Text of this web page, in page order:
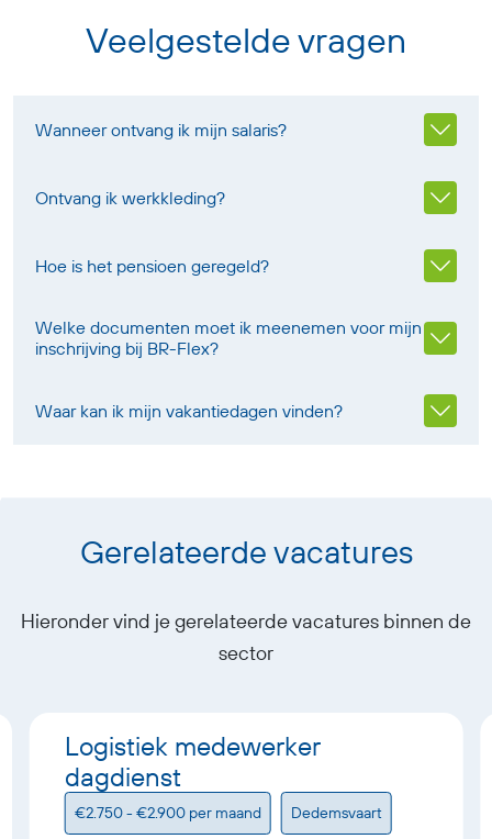
Veelgestelde vragen
Wanneer ontvang ik mijn salaris?
Ontvang ik werkkleding?
Hoe is het pensioen geregeld?
Welke documenten moet ik meenemen voor mijn
inschrijving bij BR-Flex?
Waar kan ik mijn vakantiedagen vinden?
Gerelateerde vacatures
Hieronder vind je gerelateerde vacatures binnen de
sector
Logistiek medewerker
dagdienst
€2.750 - €2.900 per maand Dedemsvaart